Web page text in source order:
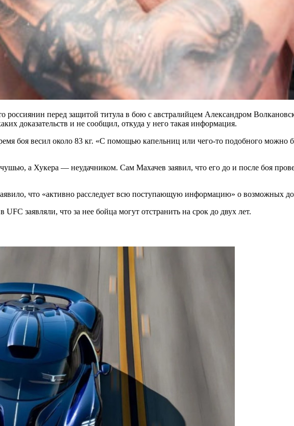
перед защитой титула в бою с австралийцем Александром
доказательств и не сообщил, откуда у него такая информация.
боя весил около 83 кг. «С помощью капельниц или чего-то подобного можно
а Хукера — неудачником. Сам Махачев заявил, что его до и после боя
что «активно расследует всю поступающую информацию» о возможных
заявляли, что за нее бойца могут отстранить на срок до двух лет.